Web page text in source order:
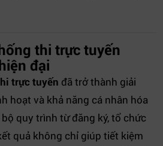
thi trực tuyến
đại
trực tuyến đã trở thành giải
hoạt và khả năng cá nhân hóa
quy trình từ đăng ký, tổ chức
quả không chỉ giúp tiết kiệm